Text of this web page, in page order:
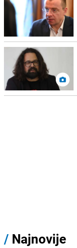
/ Najnovije